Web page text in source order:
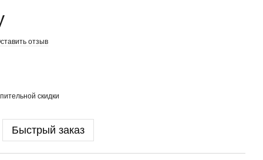
отзыв
скидки
Быстрый заказ